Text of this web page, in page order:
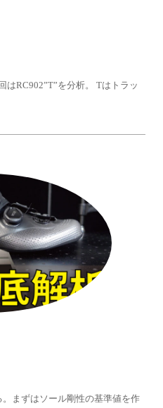
はRC902”T”を分析。 Tはトラッ
まずはソール剛性の基準値を作